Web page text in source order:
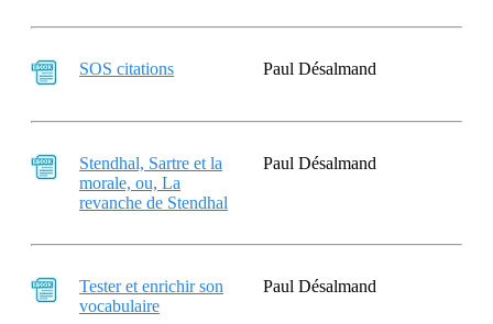
SOS citations Paul Désalmand
Stendhal, Sartre et la
morale, ou, La
revanche de Stendhal
Paul Désalmand
Tester et enrichir son
vocabulaire
Paul Désalmand